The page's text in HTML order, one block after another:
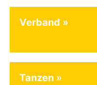
Verband
Tanzen